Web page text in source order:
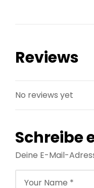
Reviews
No reviews yet
Schreibe
Deine E-Mail-